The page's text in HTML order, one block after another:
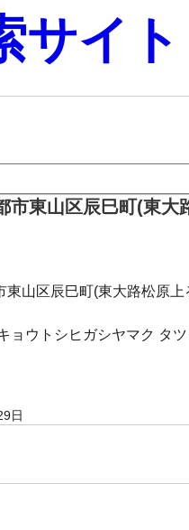
サイト
市東山区辰巳町(東大
東山区辰巳町(東大路松原上
ョウトシヒガシヤマク タ
日